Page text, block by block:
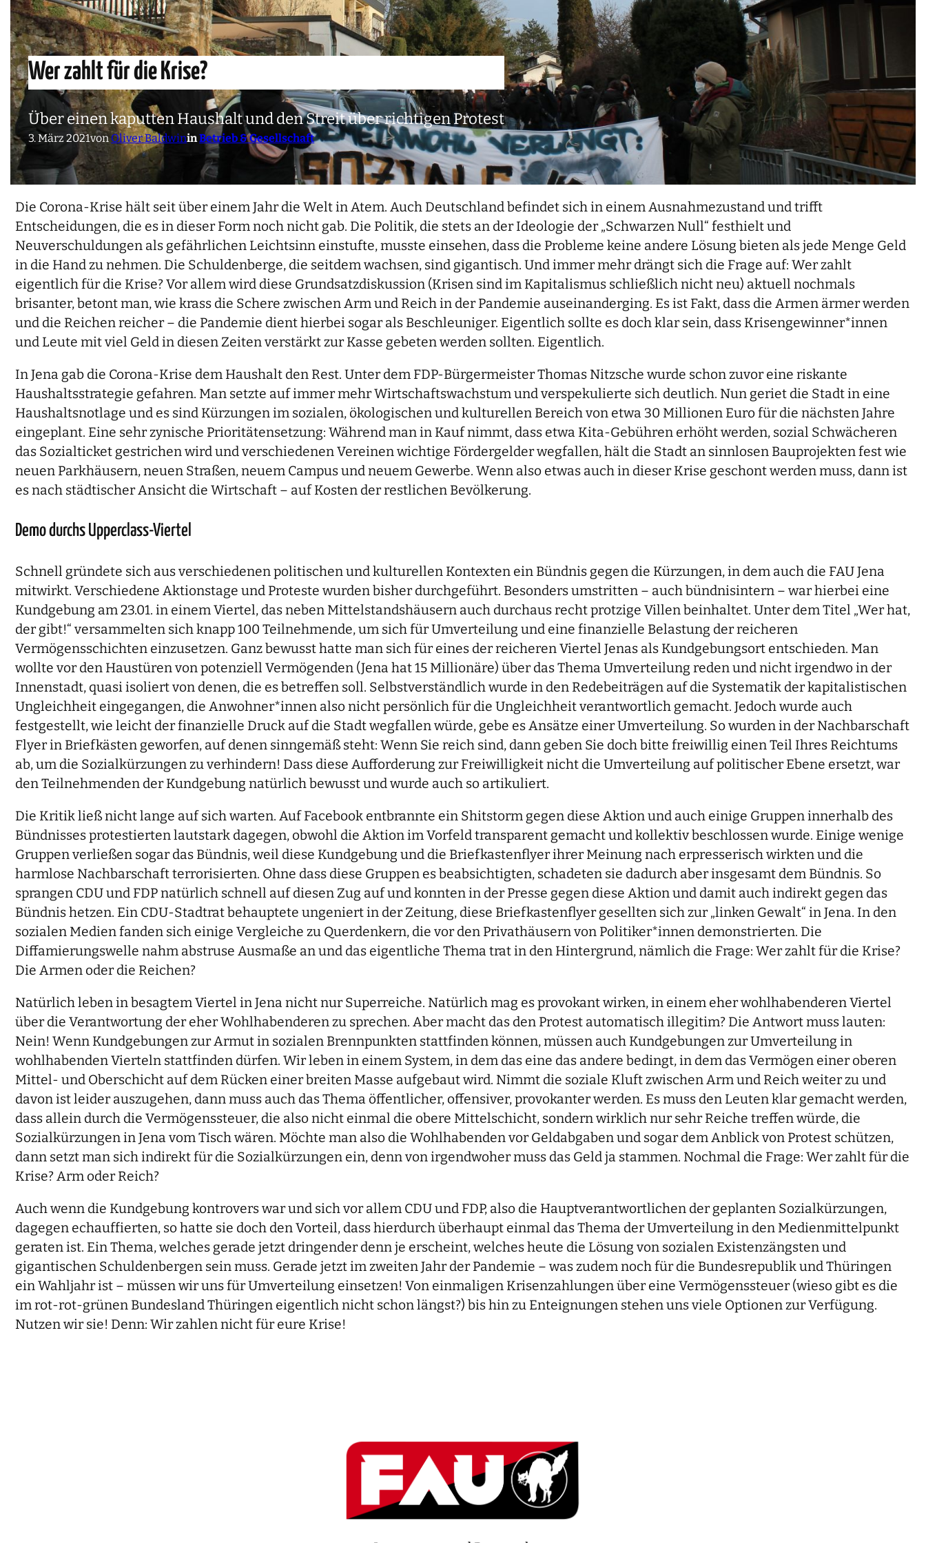
Wer zahlt für die Krise?
Über einen kaputten Haushalt und den Streit über richtigen Protest
3. März 2021von Oliver BaldwininBetrieb & Gesellschaft
Die Corona-Krise hält seit über einem Jahr die Welt in Atem. Auch Deutschland befindet sich in einem Ausnahmezustand und trifft
Entscheidungen, die es in dieser Form noch nicht gab. Die Politik, die stets an der Ideologie der „Schwarzen Null“ festhielt und
Neuverschuldungen als gefährlichen Leichtsinn einstufte, musste einsehen, dass die Probleme keine andere Lösung bieten als jede Menge Geld
in die Hand zu nehmen. Die Schuldenberge, die seitdem wachsen, sind gigantisch. Und immer mehr drängt sich die Frage auf: Wer zahlt
eigentlich für die Krise? Vor allem wird diese Grundsatzdiskussion (Krisen sind im Kapitalismus schließlich nicht neu) aktuell nochmals
brisanter, betont man, wie krass die Schere zwischen Arm und Reich in der Pandemie auseinanderging. Es ist Fakt, dass die Armen ärmer werden
und die Reichen reicher – die Pandemie dient hierbei sogar als Beschleuniger. Eigentlich sollte es doch klar sein, dass Krisengewinner*innen
und Leute mit viel Geld in diesen Zeiten verstärkt zur Kasse gebeten werden sollten. Eigentlich.
In Jena gab die Corona-Krise dem Haushalt den Rest. Unter dem FDP-Bürgermeister Thomas Nitzsche wurde schon zuvor eine riskante
Haushaltsstrategie gefahren. Man setzte auf immer mehr Wirtschaftswachstum und verspekulierte sich deutlich. Nun geriet die Stadt in eine
Haushaltsnotlage und es sind Kürzungen im sozialen, ökologischen und kulturellen Bereich von etwa 30 Millionen Euro für die nächsten Jahre
eingeplant. Eine sehr zynische Prioritätensetzung: Während man in Kauf nimmt, dass etwa Kita-Gebühren erhöht werden, sozial Schwächeren
das Sozialticket gestrichen wird und verschiedenen Vereinen wichtige Fördergelder wegfallen, hält die Stadt an sinnlosen Bauprojekten fest wie
neuen Parkhäusern, neuen Straßen, neuem Campus und neuem Gewerbe. Wenn also etwas auch in dieser Krise geschont werden muss, dann ist
es nach städtischer Ansicht die Wirtschaft – auf Kosten der restlichen Bevölkerung.
Demo durchs Upperclass-Viertel
Schnell gründete sich aus verschiedenen politischen und kulturellen Kontexten ein Bündnis gegen die Kürzungen, in dem auch die FAU Jena
mitwirkt. Verschiedene Aktionstage und Proteste wurden bisher durchgeführt. Besonders umstritten – auch bündnisintern – war hierbei eine
Kundgebung am 23.01. in einem Viertel, das neben Mittelstandshäusern auch durchaus recht protzige Villen beinhaltet. Unter dem Titel „Wer hat,
der gibt!“ versammelten sich knapp 100 Teilnehmende, um sich für Umverteilung und eine finanzielle Belastung der reicheren
Vermögensschichten einzusetzen. Ganz bewusst hatte man sich für eines der reicheren Viertel Jenas als Kundgebungsort entschieden. Man
wollte vor den Haustüren von potenziell Vermögenden (Jena hat 15 Millionäre) über das Thema Umverteilung reden und nicht irgendwo in der
Innenstadt, quasi isoliert von denen, die es betreffen soll. Selbstverständlich wurde in den Redebeiträgen auf die Systematik der kapitalistischen
Ungleichheit eingegangen, die Anwohner*innen also nicht persönlich für die Ungleichheit verantwortlich gemacht. Jedoch wurde auch
festgestellt, wie leicht der finanzielle Druck auf die Stadt wegfallen würde, gebe es Ansätze einer Umverteilung. So wurden in der Nachbarschaft
Flyer in Briefkästen geworfen, auf denen sinngemäß steht: Wenn Sie reich sind, dann geben Sie doch bitte freiwillig einen Teil Ihres Reichtums
ab, um die Sozialkürzungen zu verhindern! Dass diese Aufforderung zur Freiwilligkeit nicht die Umverteilung auf politischer Ebene ersetzt, war
den Teilnehmenden der Kundgebung natürlich bewusst und wurde auch so artikuliert.
Die Kritik ließ nicht lange auf sich warten. Auf Facebook entbrannte ein Shitstorm gegen diese Aktion und auch einige Gruppen innerhalb des
Bündnisses protestierten lautstark dagegen, obwohl die Aktion im Vorfeld transparent gemacht und kollektiv beschlossen wurde. Einige wenige
Gruppen verließen sogar das Bündnis, weil diese Kundgebung und die Briefkastenflyer ihrer Meinung nach erpresserisch wirkten und die
harmlose Nachbarschaft terrorisierten. Ohne dass diese Gruppen es beabsichtigten, schadeten sie dadurch aber insgesamt dem Bündnis. So
sprangen CDU und FDP natürlich schnell auf diesen Zug auf und konnten in der Presse gegen diese Aktion und damit auch indirekt gegen das
Bündnis hetzen. Ein CDU-Stadtrat behauptete ungeniert in der Zeitung, diese Briefkastenflyer gesellten sich zur „linken Gewalt“ in Jena. In den
sozialen Medien fanden sich einige Vergleiche zu Querdenkern, die vor den Privathäusern von Politiker*innen demonstrierten. Die
Diffamierungswelle nahm abstruse Ausmaße an und das eigentliche Thema trat in den Hintergrund, nämlich die Frage: Wer zahlt für die Krise?
Die Armen oder die Reichen?
Natürlich leben in besagtem Viertel in Jena nicht nur Superreiche. Natürlich mag es provokant wirken, in einem eher wohlhabenderen Viertel
über die Verantwortung der eher Wohlhabenderen zu sprechen. Aber macht das den Protest automatisch illegitim? Die Antwort muss lauten:
Nein! Wenn Kundgebungen zur Armut in sozialen Brennpunkten stattfinden können, müssen auch Kundgebungen zur Umverteilung in
wohlhabenden Vierteln stattfinden dürfen. Wir leben in einem System, in dem das eine das andere bedingt, in dem das Vermögen einer oberen
Mittel- und Oberschicht auf dem Rücken einer breiten Masse aufgebaut wird. Nimmt die soziale Kluft zwischen Arm und Reich weiter zu und
davon ist leider auszugehen, dann muss auch das Thema öffentlicher, offensiver, provokanter werden. Es muss den Leuten klar gemacht werden,
dass allein durch die Vermögenssteuer, die also nicht einmal die obere Mittelschicht, sondern wirklich nur sehr Reiche treffen würde, die
Sozialkürzungen in Jena vom Tisch wären. Möchte man also die Wohlhabenden vor Geldabgaben und sogar dem Anblick von Protest schützen,
dann setzt man sich indirekt für die Sozialkürzungen ein, denn von irgendwoher muss das Geld ja stammen. Nochmal die Frage: Wer zahlt für die
Krise? Arm oder Reich?
Auch wenn die Kundgebung kontrovers war und sich vor allem CDU und FDP, also die Hauptverantwortlichen der geplanten Sozialkürzungen,
dagegen echauffierten, so hatte sie doch den Vorteil, dass hierdurch überhaupt einmal das Thema der Umverteilung in den Medienmittelpunkt
geraten ist. Ein Thema, welches gerade jetzt dringender denn je erscheint, welches heute die Lösung von sozialen Existenzängsten und
gigantischen Schuldenbergen sein muss. Gerade jetzt im zweiten Jahr der Pandemie – was zudem noch für die Bundesrepublik und Thüringen
ein Wahljahr ist – müssen wir uns für Umverteilung einsetzen! Von einmaligen Krisenzahlungen über eine Vermögenssteuer (wieso gibt es die
im rot-rot-grünen Bundesland Thüringen eigentlich nicht schon längst?) bis hin zu Enteignungen stehen uns viele Optionen zur Verfügung.
Nutzen wir sie! Denn: Wir zahlen nicht für eure Krise!